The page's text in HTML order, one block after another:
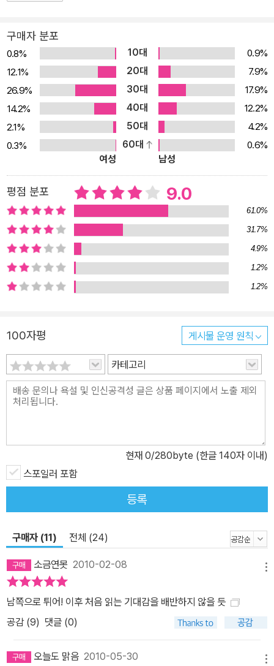
어났으나, 출중한 외모와 명석한 두뇌로 도쿄대에 입학하며 가족들과
는 전혀 다른 삶을 살게 된다. 엘리트 코스의 탄탄대로의 미래가 대기
중. ● 스가 다다시 중앙 텔레비전 방송국 예능국 PD. 부유한 집안에
서 평생 부족한 것 없이 살아왔다. 경시감인 아버지를 비롯해 모든 가
족이 관직에 진출했기에, 집에서는 눈엣가시 같은 존재. 시마자키와
도쿄대 동기. ● 오치아이 마사오 경시청 수사1과 5계의 형사. 단란한
가정을 꾸리고 있으며, 올림픽 개최일에 태어날 둘째 아이를 위해 도
쿄 근교의 아파트로 이사하며 새로운 생활에 대한 희망에 부푼다. 세
명의 주인공이 하나의 사건으로 얽히는 건 오쿠다 히데오 팬들에게
그리 낯선 광경은 아니다. 하지만 《올림픽의 몸값》은 여기서 한 걸음
더 비틀었다. 같은 이야기를 세 개의 전혀 다른 관점에서 서술해나가
기 위해 서로 다른 시간대를 설정한 것. 스가 다다시와 오치아이 마사
오는 현재 시점에서, 시마자키 구니오는 과거에서 출발한다. 페이지
를 넘길 때마다 조각조각 떨어져 있던 이야기 퍼즐이 조금씩 완성되
고, 과거와 현재가 만나는 부분에 이르러서는 스토리가 폭풍처럼 휘
하게 하는 역할을 톡톡히 해낸다. 독자를 목격자로 만드는 리얼리티
도쿄를 좋아했습니다. 언젠가 쇼와의 도쿄를 무대로 꼭 소설을 써야
겠다고 생각하고 있었습니다.” - 오쿠다 히데오 이 작품은 명백히 실
재했던 1964년(쇼와 39년) 도쿄올림픽을 배경으로 한 픽션이다. 그
되기도 한다. 패전 이후 태어난 지 불과 19년밖에 되지 않은 ‘질풍노
도 청춘의 도쿄’라는 시대적, 공간적 배경은 《올림픽의 몸값》을 지탱
하는 가장 큰 중심축이라고 해도 과언이 아니다. 때문에 작품 속에서
등 방대한 양의 자료를 조사하기 시작했다. 또 그때 경시청에 근무한
법, 올림픽 경비체제 등을 철저히 조사했다. 특히, 협조를 얻어 방문한
관객이 아무도 없는 올림픽 경기장에서 잘 알려지지 않은 지하통로를
발견하게 된다. 이것은 《올림픽의 몸값》의 클라이맥스에서 매우 중요
한 역할을 담당하게 된다. 각 장마다 일기처럼 날짜가 기록되어 있는
데, 작가는 실제 그 날의 날씨까지 꼼꼼히 스토리에 반영시키는 완벽
한 치밀함을 보여준다. 이런 리얼리티적 요소에 오쿠다 히데오 특유
구매자 분포
0.8% 10대
0.9%
12.1%
20대
7.9%
26.9%
30대
17.9%
14.2%
40대
12.2%
2.1%
50대
4.2%
0.3%
60대
0.6%
여성
남성
평점 분포 9.0
61.0%
31.7%
4.9%
1.2%
1.2%
100자평 게시물 운영 원칙
카테고리
현재 0/280byte (한글 140자 이내)
스포일러 포함
등록
구매자 (11) 전체 (24)
소금연못 2010-02-08
남쪽으로 튀어! 이후 처음 읽는 기대감을 배반하지 않을 듯
공감 (9) 댓글 (0)
오늘도 맑음 2010-05-30